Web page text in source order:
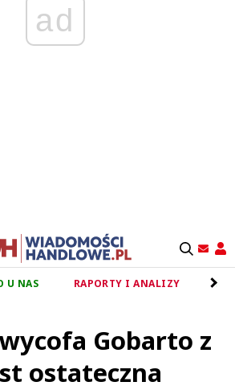
ad
U NAS RAPORTY I ANALIZY
wycofa Gobarto z
ostateczna